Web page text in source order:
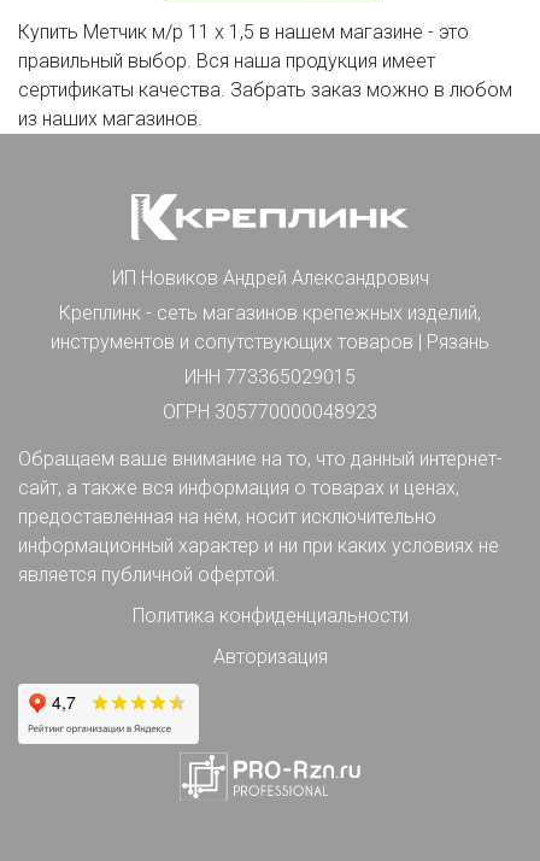
Купить Метчик м/р 11 х 1,5 в нашем магазине - это
правильный выбор. Вся наша продукция имеет
сертификаты качества. Забрать заказ можно в любом
из наших магазинов.
ИП Новиков Андрей Александрович
Креплинк - сеть магазинов крепежных изделий,
инструментов и сопутствующих товаров | Рязань
ИНН 773365029015
ОГРН 305770000048923
Обращаем ваше внимание на то, что данный интернет-
сайт, а также вся информация о товарах и ценах,
предоставленная на нём, носит исключительно
информационный характер и ни при каких условиях не
является публичной офертой.
Политика конфиденциальности
Авторизация